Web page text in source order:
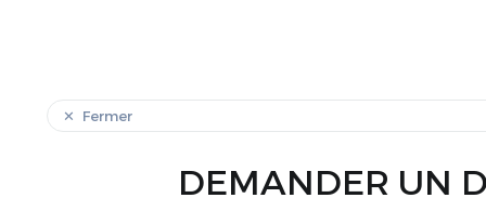
Fermer
DEMANDER UN